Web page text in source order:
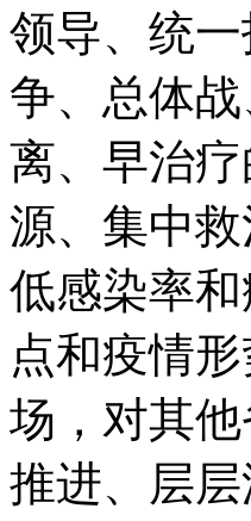
领导、统
争、总体
离、早治
源、集中
低感染率
点和疫情
场，对其
推进、层